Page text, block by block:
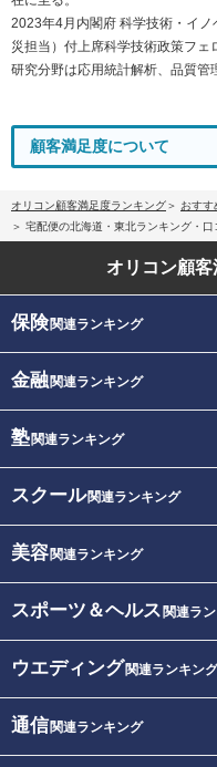
2023年4月内閣府 科学技術・イ
災担当）付上席科学技術政策フェ
研究分野は応用統計解析、品質管
顧客満足度について
オリコン顧客満足度ランキング
おすす
宅配便の北海道・東北ランキング・口
オリコン顧客
保険関連ランキング
金融関連ランキング
塾関連ランキング
スクール関連ランキング
美容関連ランキング
スポーツ＆ヘルス 関連ラ
ウエディング関連ランキング
通信関連ランキング